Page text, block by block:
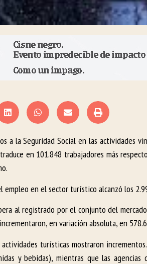
a la Seguridad Social en las actividades
en 101.848 trabajadores más
empleo en el sector turístico alcanzó los
al registrado por el conjunto del
en variación absoluta, en
actividades turísticas mostraron
y bebidas), mientras que las